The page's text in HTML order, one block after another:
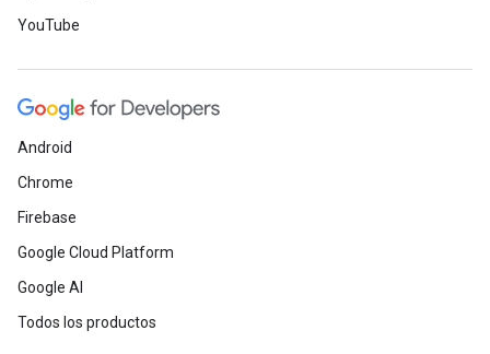
YouTube
Android
Chrome
Firebase
Google Cloud Platform
Google AI
Todos los productos